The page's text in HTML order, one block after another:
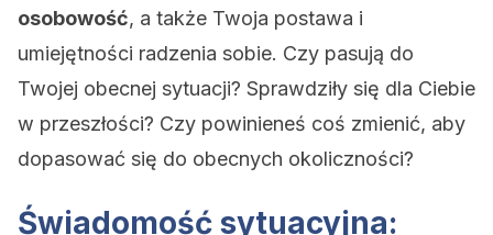
osobowość, a także Twoja postawa i
umiejętności radzenia sobie. Czy pasują do
Twojej obecnej sytuacji? Sprawdziły się dla Ciebie
w przeszłości? Czy powinieneś coś zmienić, aby
dopasować się do obecnych okoliczności?
Świadomość sytuacyjna: